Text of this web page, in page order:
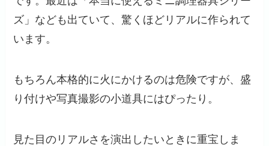
ズ」なども出ていて、驚くほどリアルに作られて
います。
もちろん本格的に火にかけるのは危険ですが、盛
り付けや写真撮影の小道具にはぴったり。
見た目のリアルさを演出したいときに重宝しま